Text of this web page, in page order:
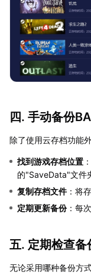
四. 手动备份
除了使用云存档功能
找到游戏存档位置
的"SaveData"文件
复制存档文件：将
定期更新备份：每
五. 定期检查
无论采用哪种备份方